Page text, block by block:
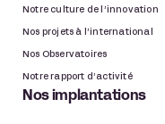
Notre culture de l’innovation
Nos projets à l’international
Nos Observatoires
Notre rapport d’activité
Nos implantations